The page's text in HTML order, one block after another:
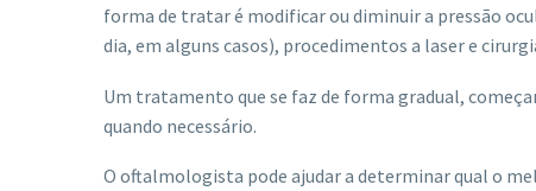
forma de tratar é modificar ou diminuir a pressão
dia, em alguns casos), procedimentos a laser e
Um tratamento que se faz de forma gradual,
quando necessário.
O oftalmologista pode ajudar a determinar qual o